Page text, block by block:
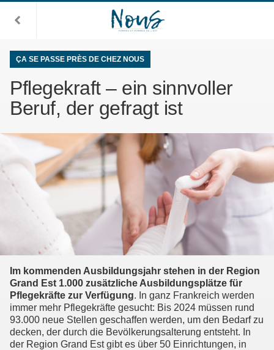
ÇA SE PASSE PRÈS DE CHEZ NOUS
Pflegekraft – ein sinnvoller
Beruf, der gefragt ist
Im kommenden Ausbildungsjahr stehen in der Region
Grand Est 1.000 zusätzliche Ausbildungsplätze für
Pflegekräfte zur Verfügung. In ganz Frankreich werden
immer mehr Pflegekräfte gesucht: Bis 2024 müssen rund
93.000 neue Stellen geschaffen werden, um den Bedarf zu
decken, der durch die Bevölkerungsalterung entsteht. In
der Region Grand Est gibt es über 50 Einrichtungen, in